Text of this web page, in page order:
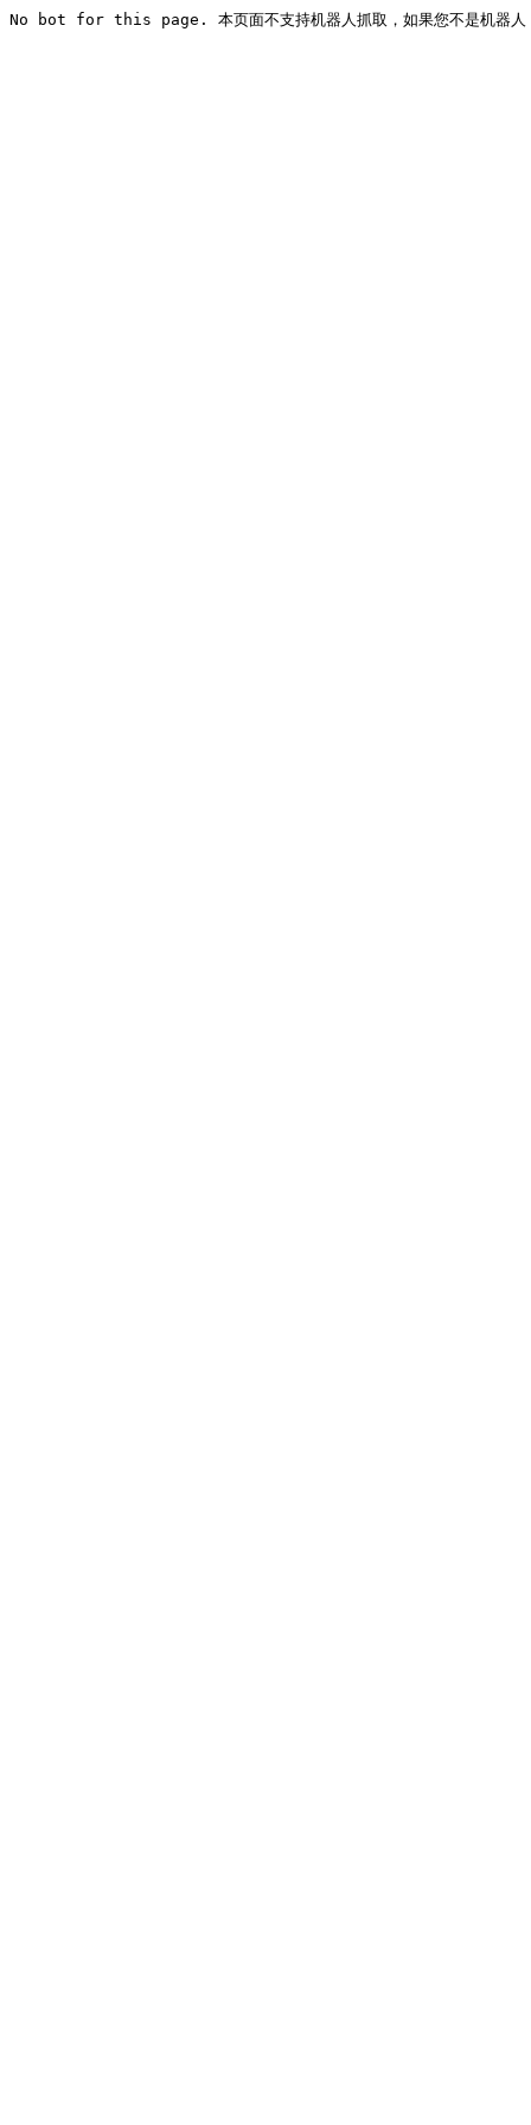
No bot for this page. 本页面不支持机器人抓取，如果您不是机器人，